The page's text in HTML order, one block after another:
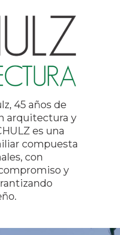
45 años de
arquitectura y
es una
compuesta
con
y